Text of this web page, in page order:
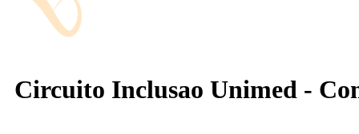
Circuito Inclusao Unimed -